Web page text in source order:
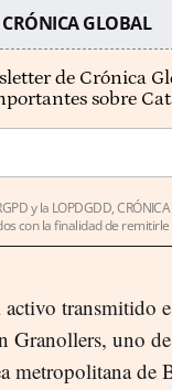
CRÓNICA GLOBAL
de Crónica
sobre
y la LOPDGDD,
con la finalidad de
transmitido
Granollers, uno
metropolitana de